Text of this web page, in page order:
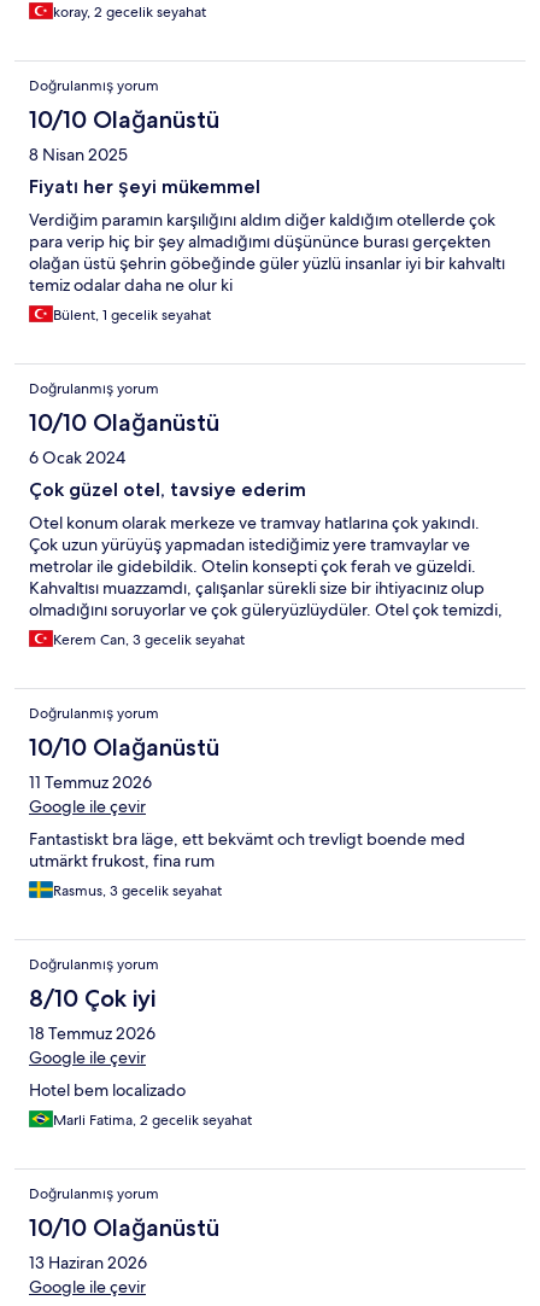
koray, 2 gecelik seyahat
Doğrulanmış yorum
10/10 Olağanüstü
8 Nisan 2025
Fiyatı her şeyi mükemmel
Verdiğim paramın karşılığını aldım diğer kaldığım otellerde çok
para verip hiç bir şey almadığımı düşününce burası gerçekten
olağan üstü şehrin göbeğinde güler yüzlü insanlar iyi bir kahvaltı
temiz odalar daha ne olur ki
Bülent, 1 gecelik seyahat
Doğrulanmış yorum
10/10 Olağanüstü
6 Ocak 2024
Çok güzel otel, tavsiye ederim
Otel konum olarak merkeze ve tramvay hatlarına çok yakındı.
Çok uzun yürüyüş yapmadan istediğimiz yere tramvaylar ve
metrolar ile gidebildik. Otelin konsepti çok ferah ve güzeldi.
Kahvaltısı muazzamdı, çalışanlar sürekli size bir ihtiyacınız olup
olmadığını soruyorlar ve çok güleryüzlüydüler. Otel çok temizdi,
içerde küçük ama güzel bir barı vardı. Odamız baya genişti,
yatak ve yastıklar çok rahattı. Çok güzel 3 gün geçirdik, herkese
Kerem Can, 3 gecelik seyahat
Doğrulanmış yorum
10/10 Olağanüstü
11 Temmuz 2026
Google ile çevir
Fantastiskt bra läge, ett bekvämt och trevligt boende med
utmärkt frukost, fina rum
Rasmus, 3 gecelik seyahat
Doğrulanmış yorum
8/10 Çok iyi
18 Temmuz 2026
Google ile çevir
Hotel bem localizado
Marli Fatima, 2 gecelik seyahat
Doğrulanmış yorum
10/10 Olağanüstü
13 Haziran 2026
Google ile çevir